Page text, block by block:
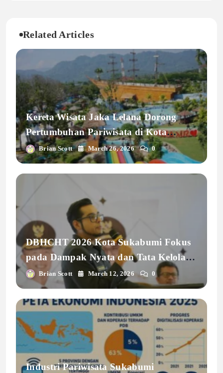
Related Articles
Kereta Wisata Jaka Lelana Dorong
Pertumbuhan Pariwisata di Kota
Sukabumi
Brian Scott March 26, 2026 0
DBHCHT 2026 Kota Sukabumi Fokus
pada Dampak Nyata dan Tata Kelola
Profesional
Brian Scott March 12, 2026 0
Industri Pariwisata Sukabumi